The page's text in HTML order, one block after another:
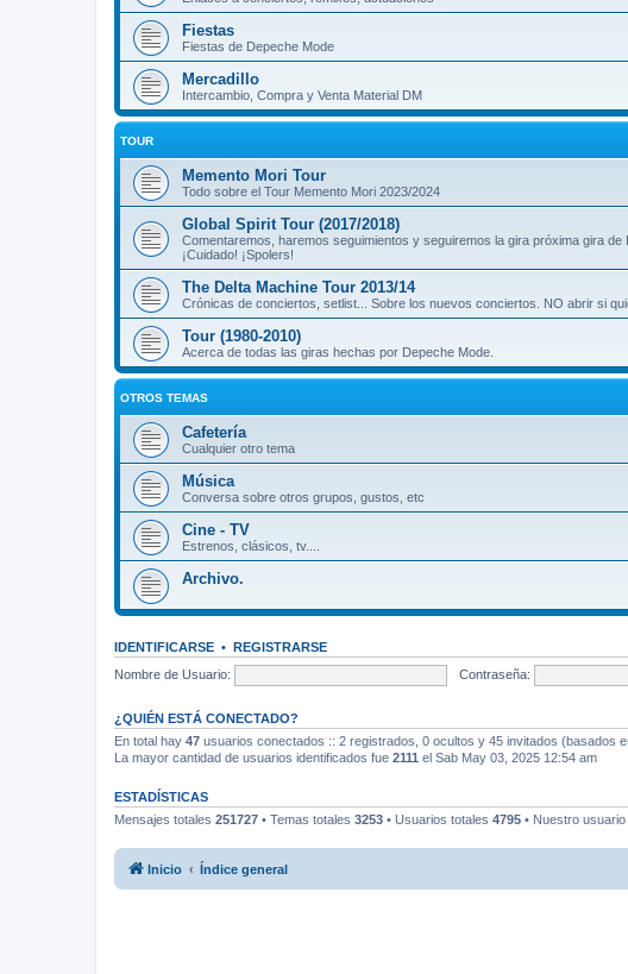
Fiestas
Fiestas de Depeche Mode
Mercadillo
Intercambio, Compra y Venta Material DM
TOUR
Memento Mori Tour
Todo sobre el Tour Memento Mori 2023/2024
Global Spirit Tour (2017/2018)
Comentaremos, haremos seguimientos y seguiremos la gira próxima gira de
¡Cuidado! ¡Spolers!
The Delta Machine Tour 2013/14
Crónicas de conciertos, setlist... Sobre los nuevos conciertos. NO abrir si
Tour (1980-2010)
Acerca de todas las giras hechas por Depeche Mode.
OTROS TEMAS
Cafetería
Cualquier otro tema
Música
Conversa sobre otros grupos, gustos, etc
Cine - TV
Estrenos, clásicos, tv....
Archivo.
IDENTIFICARSE • REGISTRARSE
Nombre de Usuario:
Contraseña:
¿QUIÉN ESTÁ CONECTADO?
En total hay 47 usuarios conectados :: 2 registrados, 0 ocultos y 45 invitados (basados
La mayor cantidad de usuarios identificados fue 2111 el Sab May 03, 2025 12:54 am
ESTADÍSTICAS
Mensajes totales 251727 • Temas totales 3253 • Usuarios totales 4795 • Nuestro
Inicio Índice general